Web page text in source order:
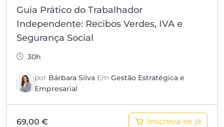
Guia Prático do Trabalhador
Independente: Recibos Verdes, IVA e
Segurança Social
30h
por Bárbara Silva Em Gestão Estratégica e
Empresarial
69,00 € Inscreva-se já